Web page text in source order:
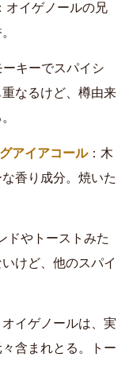
：オイゲノールの兄
ーキーでスパイシ
なるけど、樽由来
アイアコール：木
香り成分。焼いた
ドやトーストみた
けど、他のスパイ
イゲノールは、実
含まれとる。トー